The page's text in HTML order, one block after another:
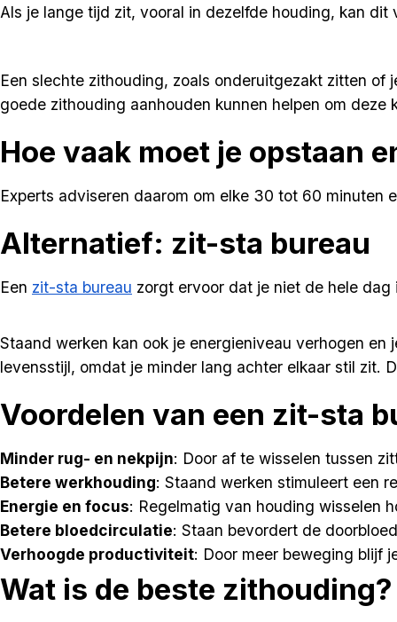
Als je lange tijd zit, vooral in dezelfde houding, kan
Een slechte zithouding, zoals onderuitgezakt zitten
goede zithouding aanhouden kunnen helpen om deze
Hoe vaak moet je opstaan
Experts adviseren daarom om elke 30 tot 60 minuten
Alternatief: zit-sta bureau
Een zit-sta bureau zorgt ervoor dat je niet de hele
Staand werken kan ook je energieniveau verhogen
levensstijl, omdat je minder lang achter elkaar stil zit.
Voordelen van een zit-sta
Minder rug- en nekpijn: Door af te wisselen tussen
Betere werkhouding: Staand werken stimuleert een
Energie en focus: Regelmatig van houding wisselen
Betere bloedcirculatie: Staan bevordert de
Verhoogde productiviteit: Door meer beweging blijf
Wat is de beste zithouding?